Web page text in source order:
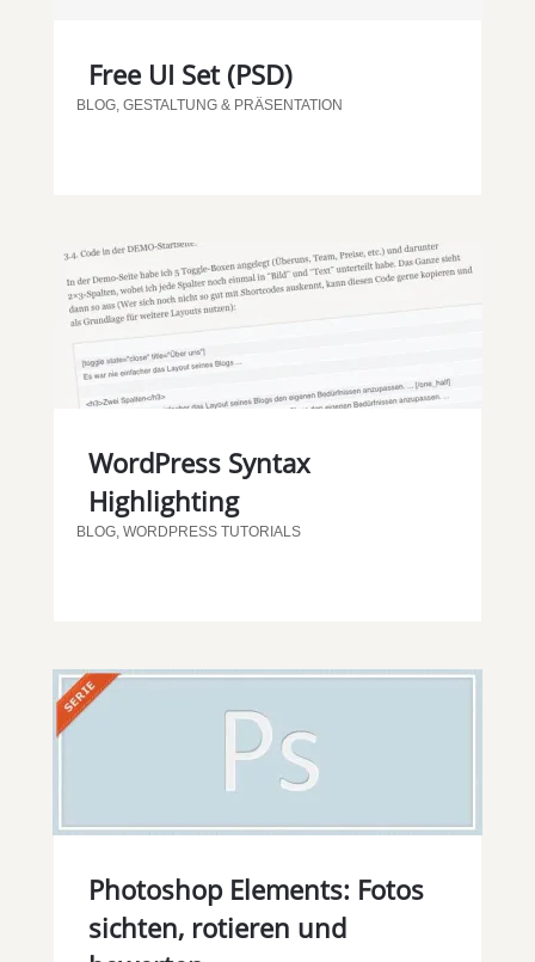
Free UI Set (PSD)
BLOG, GESTALTUNG & PRÄSENTATION
WordPress Syntax
Highlighting
BLOG, WORDPRESS TUTORIALS
Photoshop Elements: Fotos
sichten, rotieren und